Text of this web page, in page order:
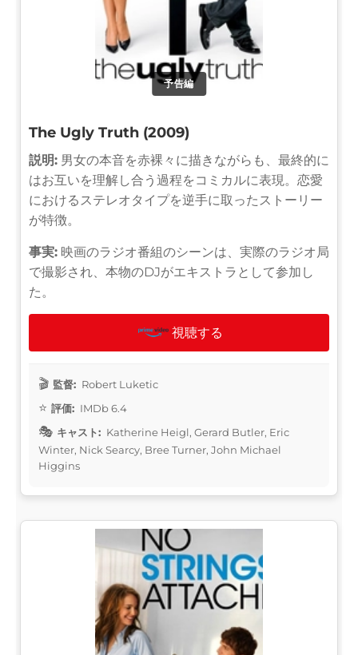
予告編
The Ugly Truth (2009)
説明: 男女の本音を赤裸々に描きながらも、最終的に
はお互いを理解し合う過程をコミカルに表現。恋愛
におけるステレオタイプを逆手に取ったストーリー
が特徴。
事実: 映画のラジオ番組のシーンは、実際のラジオ局
で撮影され、本物のDJがエキストラとして参加し
た。
視聴する
監督: Robert Luketic
評価: IMDb 6.4
キャスト: Katherine Heigl, Gerard Butler, Eric
Winter, Nick Searcy, Bree Turner, John Michael
Higgins